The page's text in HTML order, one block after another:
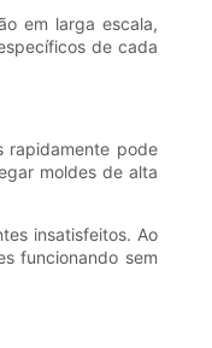
em larga escala,
de cada
rapidamente pode
moldes de alta
insatisfeitos. Ao
funcionando sem